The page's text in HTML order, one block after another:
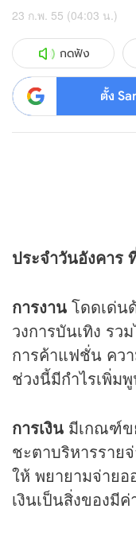
23 ก.พ. 55 (04:03 น.)
กดฟัง
ตั้ง
ประจำวันอังคาร
การงาน โดดเด่น
วงการบันเทิง รว
การค้าแฟชั่น คว
ช่วงนี้มีกำไรเพิ่ม
การเงิน มีเกณฑ์ข
ชะตาบริหารราย
ให้ พยายามจ่าย
เงินเป็นสิ่งของมี